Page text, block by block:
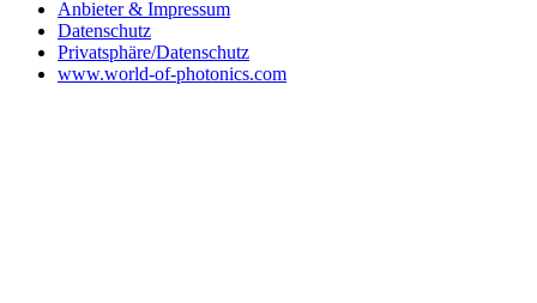
Anbieter & Impressum
Datenschutz
Privatsphäre/Datenschutz
www.world-of-photonics.com